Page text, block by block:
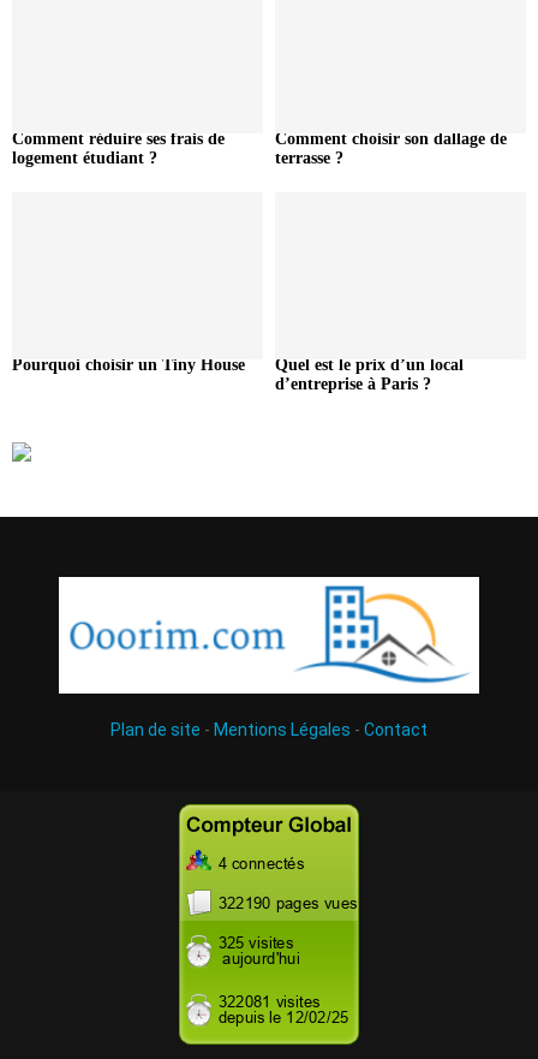
Comment réduire ses frais de
logement étudiant ?
Comment choisir son dallage de
terrasse ?
Pourquoi choisir un Tiny House
Quel est le prix d’un local
d’entreprise à Paris ?
Plan de site - Mentions Légales - Contact